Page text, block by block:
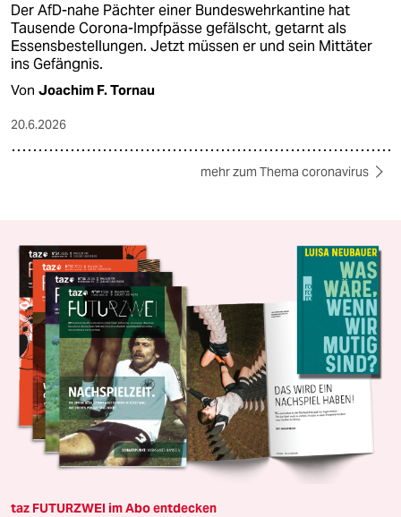
Der AfD-nahe Pächter einer Bundeswehrkantine hat
Tausende Corona-Impfpässe gefälscht, getarnt als
Essensbestellungen. Jetzt müssen er und sein Mittäter
ins Gefängnis.
Von Joachim F. Tornau
20.6.2026
mehr zum Thema coronavirus
taz FUTURZWEI im Abo entdecken